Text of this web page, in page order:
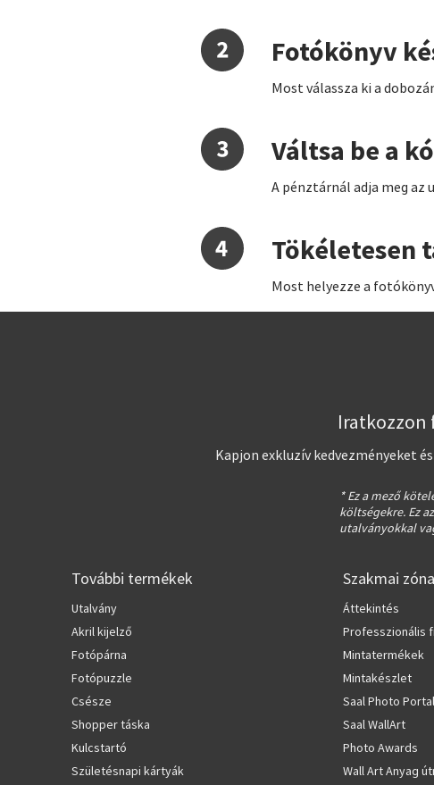
Fotókönyv
Most válassza ki a
Váltsa be a
A pénztárnál adja meg az
Tökéletesen
Most helyezze a
Iratkozzon
Kapjon exkluzív kedvezményeket
* Ez a mező
költségekre. Ez
utalványokkal
További termékek
Utalvány
Akril kijelző
Fotópárna
Fotópuzzle
Csésze
Shopper táska
Kulcstartó
Születésnapi kártyák
Szakmai zóna
Áttekintés
Professzionális
Mintatermékek
Mintakészlet
Saal Photo Portal
Saal WallArt
Photo Awards
Wall Art Anyag